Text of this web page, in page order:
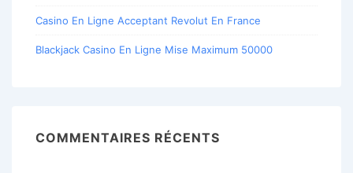
Casino En Ligne Acceptant Revolut En France
Blackjack Casino En Ligne Mise Maximum 50000
COMMENTAIRES RÉCENTS